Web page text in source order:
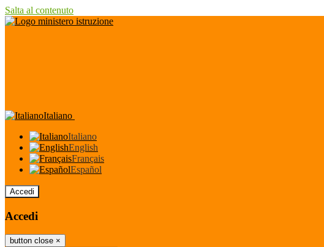
Salta al contenuto
Italiano
Italiano
English
Français
Español
Accedi
Accedi
button close ×